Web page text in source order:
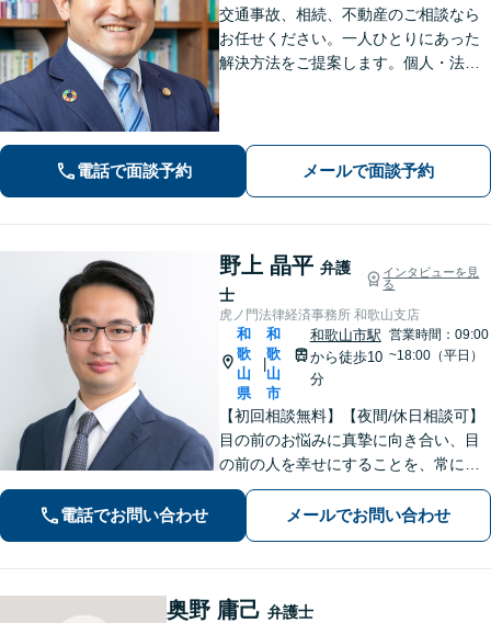
交通事故、相続、不動産のご相談なら
お任せください。一人ひとりにあった
解決方法をご提案します。個人・法人
電話で面談予約 メールで面談予約
野上 晶平 弁護
士
インタビューを見
る
虎ノ門法律経済事務所 和歌山支店
和
歌
山
県
和
歌
山
市
和歌山市駅
から徒歩10
分
営業時間：09:00
~18:00（平日）
【初回相談無料】【夜間/休日相談可】
目の前のお悩みに真摯に向き合い、目
の前の人を幸せにすることを、常にこ
ころがけています。法律と実務を熟知
した弁護士が、一刻も早い解決を目指
します。お困りの方は、お気軽にご相
電話でお問い合わせ メールでお問い合わせ
奥野 庸己 弁護士